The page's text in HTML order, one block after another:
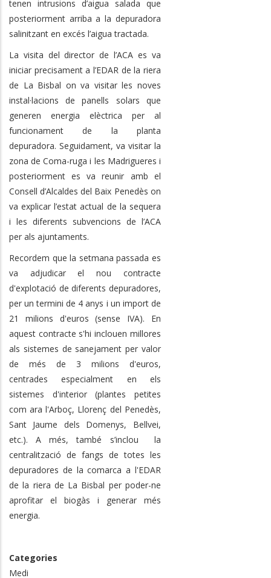
tenen intrusions d’aigua salada que
posteriorment arriba a la depuradora
salinitzant en excés l’aigua tractada.
La visita del director de l’ACA es va
iniciar precisament a l’EDAR de la riera
de La Bisbal on va visitar les noves
instal·lacions de panells solars que
generen energia elèctrica per al
funcionament de la planta
depuradora. Seguidament, va visitar la
zona de Coma-ruga i les Madrigueres i
posteriorment es va reunir amb el
Consell d’Alcaldes del Baix Penedès on
va explicar l’estat actual de la sequera
i les diferents subvencions de l’ACA
per als ajuntaments.
Recordem que la setmana passada es
va adjudicar el nou contracte
d'explotació de diferents depuradores,
per un termini de 4 anys i un import de
21 milions d'euros (sense IVA). En
aquest contracte s'hi inclouen millores
als sistemes de sanejament per valor
de més de 3 milions d'euros,
centrades especialment en els
sistemes d'interior (plantes petites
com ara l'Arboç, Llorenç del Penedès,
Sant Jaume dels Domenys, Bellvei,
etc.). A més, també s’inclou la
centralització de fangs de totes les
depuradores de la comarca a l'EDAR
de la riera de La Bisbal per poder-ne
aprofitar el biogàs i generar més
energia.
Categories
Medi